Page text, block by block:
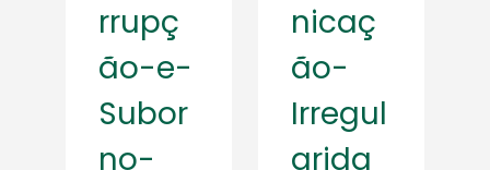
rrupç
ão-e-
Subor
no-
nicaç
ão-
Irregul
arida